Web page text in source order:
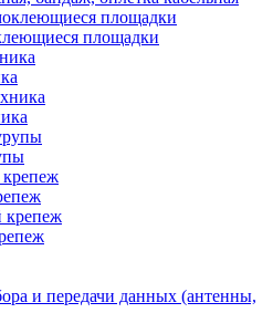
площадки